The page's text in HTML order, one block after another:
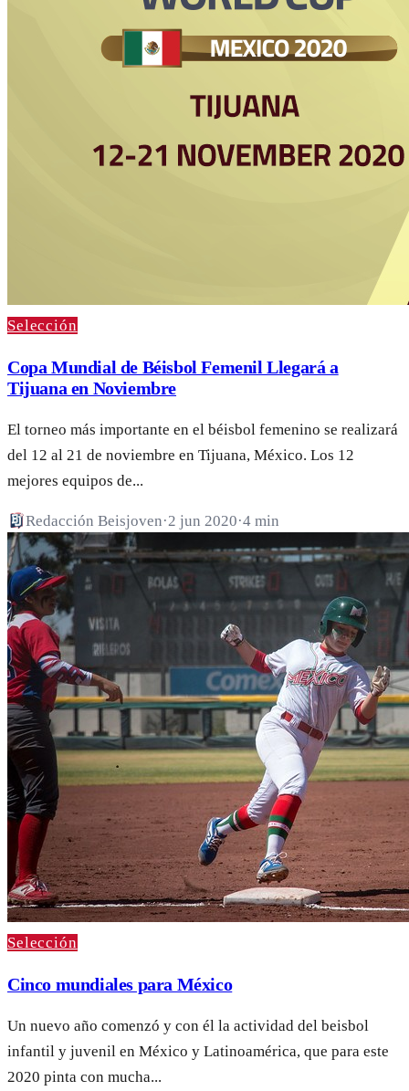
Selección
Copa Mundial de Béisbol Femenil Llegará a
Tijuana en Noviembre
El torneo más importante en el béisbol femenino se realizará
del 12 al 21 de noviembre en Tijuana, México. Los 12
mejores equipos de...
Redacción Beisjoven·2 jun 2020·4 min
Selección
Cinco mundiales para México
Un nuevo año comenzó y con él la actividad del beisbol
infantil y juvenil en México y Latinoamérica, que para este
2020 pinta con mucha...